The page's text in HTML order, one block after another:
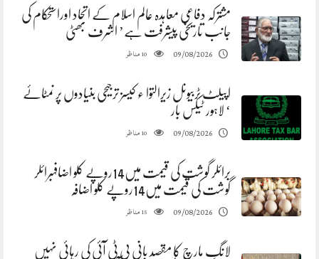
مشترکہ دفاعی معاہدہ عالم اسلام کے اتحاد اوراستحکام کی
جانب تاریخی پیشرفت ہے’ اشرف بھٹی
09/08/2026
10مناظر
اپیلٹ ٹربیونل زیرالتوا ء کیسز ترجیحی بنیادوں پر نمٹائے
‘ لاہور ٹیکس بار
09/08/2026
10مناظر
برائلر گوشت کی قیمت میں14روپے کلو اضافہبرائلر
گوشت کی قیمت میں14روپے کلو اضافہ
09/08/2026
15مناظر
لانگ مارچ کا مقصد بانی پی ٹی آئی کی رہائی نہیں